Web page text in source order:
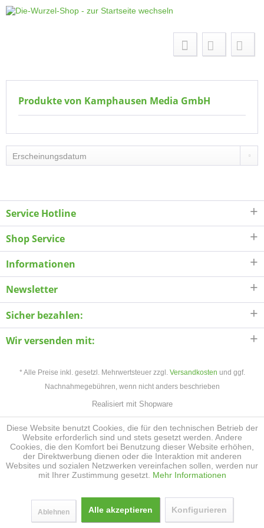
Produkte von Kamphausen Media GmbH
Service Hotline
Shop Service
Informationen
Newsletter
Sicher bezahlen:
Wir versenden mit:
* Alle Preise inkl. gesetzl. Mehrwertsteuer zzgl. Versandkosten und ggf.
Nachnahmegebühren, wenn nicht anders beschrieben
Realisiert mit Shopware
Diese Website benutzt Cookies, die für den technischen Betrieb der
Website erforderlich sind und stets gesetzt werden. Andere
Cookies, die den Komfort bei Benutzung dieser Website erhöhen,
der Direktwerbung dienen oder die Interaktion mit anderen
Websites und sozialen Netzwerken vereinfachen sollen, werden nur
mit Ihrer Zustimmung gesetzt. Mehr Informationen
Ablehnen Alle akzeptieren Konfigurieren